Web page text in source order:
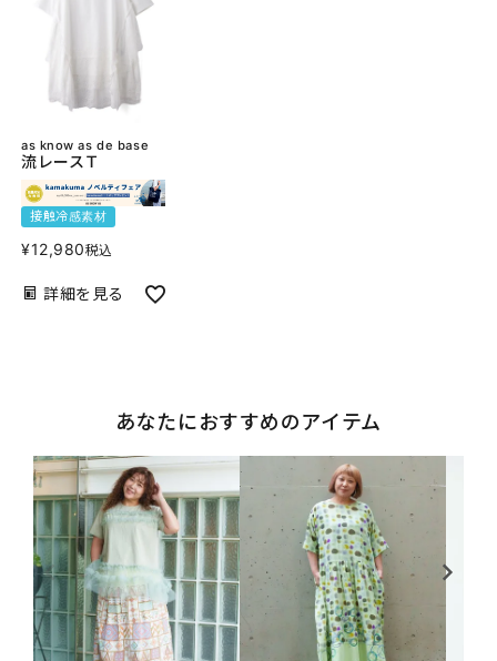
as know as de base
流レースＴ
接触冷感素材
¥12,980税込
詳細を見る
あなたにおすすめのアイテム